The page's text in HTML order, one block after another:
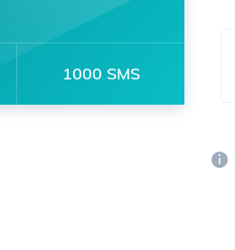
1000 SMS